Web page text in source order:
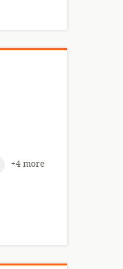
+4 more